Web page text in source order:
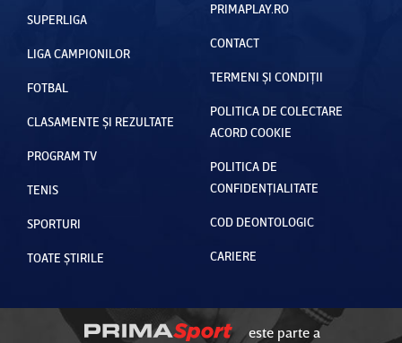
SUPERLIGA
LIGA CAMPIONILOR
FOTBAL
CLASAMENTE ȘI REZULTATE
PROGRAM TV
TENIS
SPORTURI
TOATE ȘTIRILE
PRIMAPLAY.RO
CONTACT
TERMENI ȘI CONDIȚII
POLITICA DE COLECTARE
ACORD COOKIE
POLITICA DE
CONFIDENȚIALITATE
COD DEONTOLOGIC
CARIERE
este parte a